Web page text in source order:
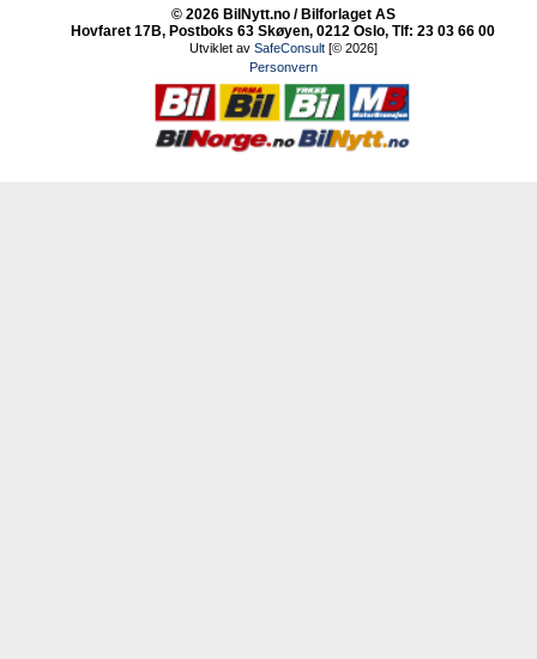
© 2026 BilNytt.no / Bilforlaget AS
Hovfaret 17B, Postboks 63 Skøyen, 0212 Oslo, Tlf: 23 03 66 00
Utviklet av SafeConsult[© 2026]
Personvern